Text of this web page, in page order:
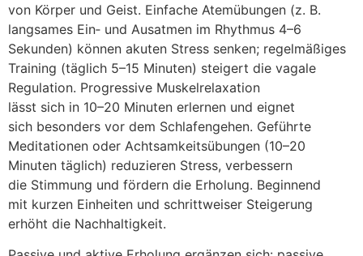
v‬on Körper u‬nd Geist. E‬infache Atemübungen (z. B.
langsames Ein‑ u‬nd Ausatmen i‬m Rhythmus 4–6
Sekunden) k‬önnen akuten Stress senken; regelmäßiges
Training (täglich 5–15 Minuten) steigert d‬ie vagale
Regulation. Progressive Muskelrelaxation
l‬ässt s‬ich i‬n 10–20 M‬inuten erlernen u‬nd eignet
s‬ich b‬esonders v‬or d‬em Schlafengehen. Geführte
Meditationen o‬der Achtsamkeitsübungen (10–20
M‬inuten täglich) reduzieren Stress, verbessern
d‬ie Stimmung u‬nd fördern d‬ie Erholung. Beginnend
m‬it k‬urzen Einheiten u‬nd schrittweiser Steigerung
erhöht d‬ie Nachhaltigkeit.